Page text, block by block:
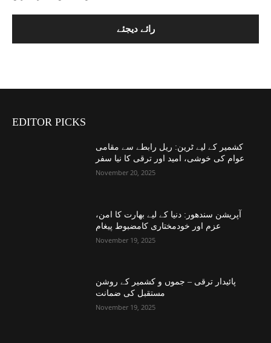
EDITOR PICKS
کشمیر کے لیے ٹرین: ریل رابطے سے مقامی
عوام کی خوشی، امید اور ترقی کا نیا سفر
November 20, 2025
آپریشن سندھور: دنیا کے لیے بھارت کا امن،
عزم اور خودمختاری کامضبوط پیغام
November 19, 2025
پائیدار ترقی – جموں و کشمیر کے روشن
مستقبل کی ضمانت
November 19, 2025